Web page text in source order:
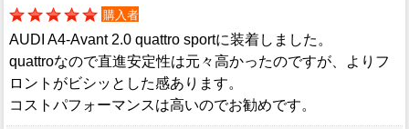
購入者
AUDI A4-Avant 2.0 quattro sportに装着しました。
quattroなので直進安定性は元々高かったのですが、よりフ
ロントがビシッとした感あります。
コストパフォーマンスは高いのでお勧めです。